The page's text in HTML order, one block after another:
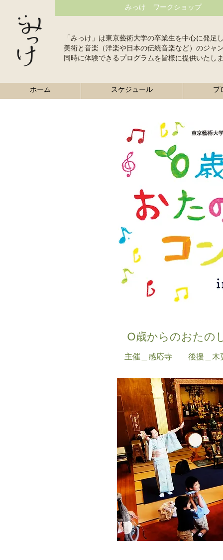
みっけ ワークショップ
「みっけ」は東京藝術大学の卒業生を中心に発足
美術と音楽（洋楽や日本の伝統音楽など）のジャ
同時に体験できるプログラムを皆様に提供いたし
ホーム スケジュール プ
0歳からのおたの
主催＿感応寺 後援＿木